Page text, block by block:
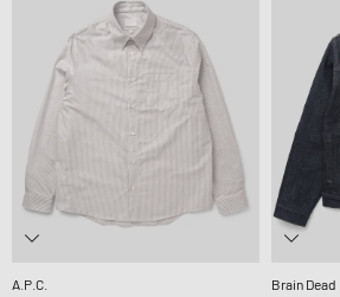
A.P.C.
Brain Dead